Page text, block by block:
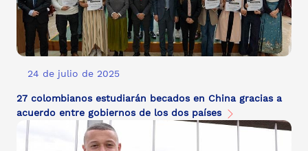
24 de julio de 2025
27 colombianos estudiarán becados en China gracias a
acuerdo entre gobiernos de los dos países